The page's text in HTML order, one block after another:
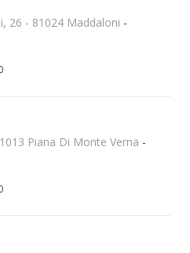
26 - 81024 Maddaloni -
Piana Di Monte Verna -